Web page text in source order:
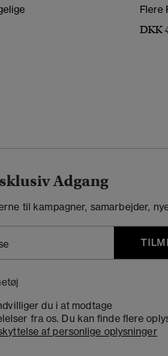
Flere
DKK
Adgang
til kampagner, samarbejder,
du i at modtage
fra os. Du kan finde flere
af personlige oplysninger